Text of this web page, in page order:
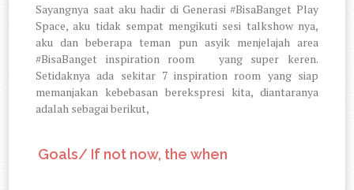
Sayangnya saat aku hadir di Generasi #BisaBanget Play
Space, aku tidak sempat mengikuti sesi talkshow nya,
aku dan beberapa teman pun asyik menjelajah area
#BisaBanget inspiration room
yang super keren.
Setidaknya ada sekitar 7 inspiration room yang siap
memanjakan kebebasan berekspresi kita, diantaranya
adalah sebagai berikut,
Goals/ If not now, the when